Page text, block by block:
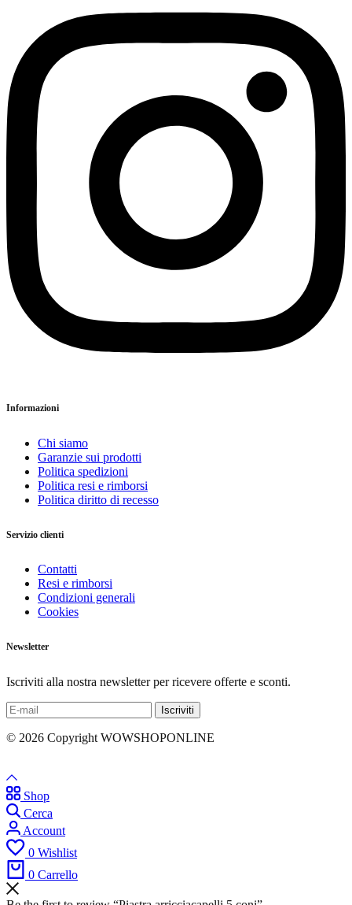
Informazioni
Chi siamo
Garanzie sui prodotti
Politica spedizioni
Politica resi e rimborsi
Politica diritto di recesso
Servizio clienti
Contatti
Resi e rimborsi
Condizioni generali
Cookies
Newsletter
Iscriviti alla nostra newsletter per ricevere offerte e sconti.
© 2026 Copyright WOWSHOPONLINE
Shop
Cerca
Account
0 Wishlist
0 Carrello